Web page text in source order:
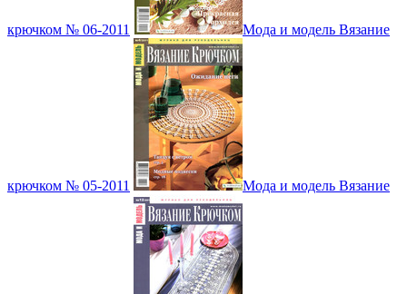
крючком № 06-2011 Мода и модель Вязание
крючком № 05-2011 Мода и модель Вязание